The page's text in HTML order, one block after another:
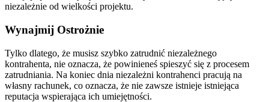
niezależnie od wielkości projektu.
Wynajmij Ostrożnie
Tylko dlatego, że musisz szybko zatrudnić niezależnego
kontrahenta, nie oznacza, że powinieneś spieszyć się z procesem
zatrudniania. Na koniec dnia niezależni kontrahenci pracują na
własny rachunek, co oznacza, że nie zawsze istnieje istniejąca
reputacja wspierająca ich umiejętności.